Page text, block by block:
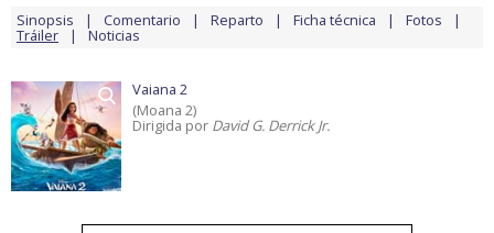
Sinopsis Comentario Reparto Ficha técnica Fotos
Tráiler Noticias
Vaiana 2
(Moana 2)
Dirigida por David G. Derrick Jr.